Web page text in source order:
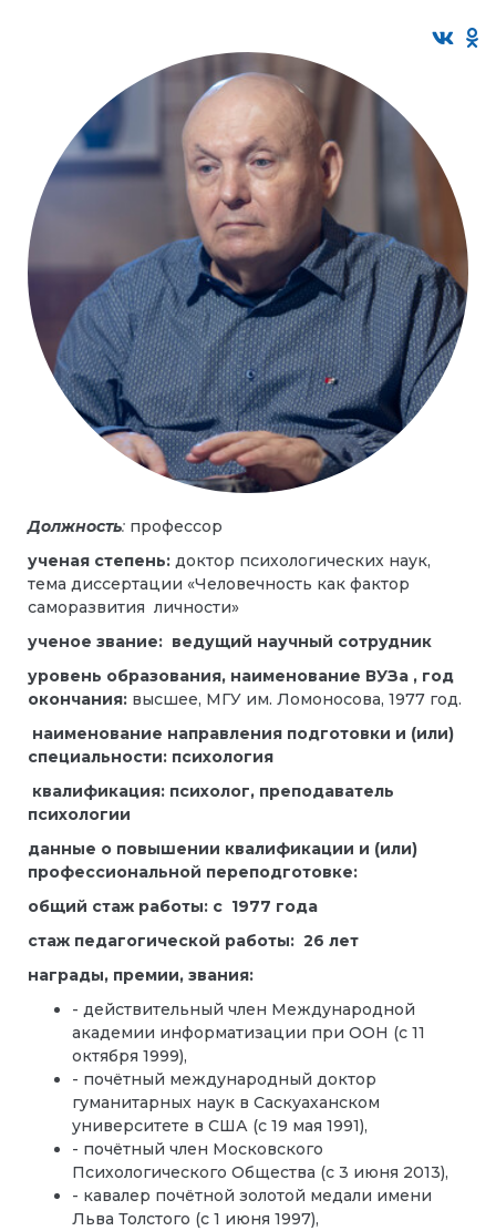
Должность: профессор
ученая степень: доктор психологических наук,
тема диссертации «Человечность как фактор
саморазвития личности»
ученое звание: ведущий научный сотрудник
уровень образования, наименование ВУЗа , год
окончания: высшее, МГУ им. Ломоносова, 1977 год.
наименование направления подготовки и (или)
специальности: психология
квалификация: психолог, преподаватель
психологии
данные о повышении квалификации и (или)
профессиональной переподготовке:
общий стаж работы: с 1977 года
стаж педагогической работы: 26 лет
награды, премии, звания:
- действительный член Международной
академии информатизации при ООН (с 11
октября 1999),
- почётный международный доктор
гуманитарных наук в Саскуаханском
университете в США (с 19 мая 1991),
- почётный член Московского
Психологического Общества (с 3 июня 2013),
- кавалер почётной золотой медали имени
Льва Толстого (с 1 июня 1997),